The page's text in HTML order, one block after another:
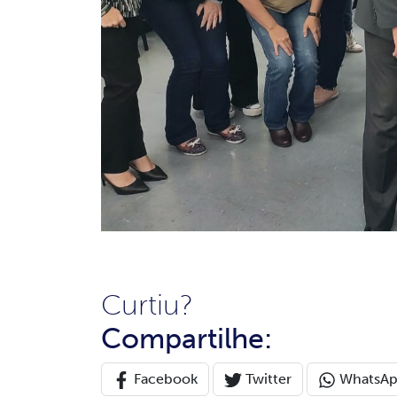
Curtiu?
Compartilhe:
Facebook Twitter